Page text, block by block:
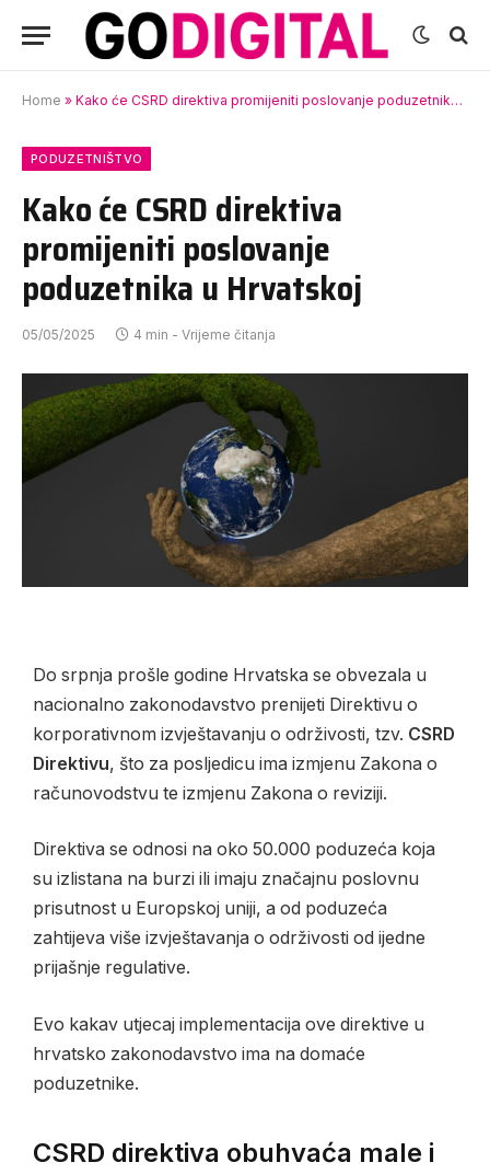
Home » Kako će CSRD direktiva promijeniti poslovanje poduzetnika u Hrvatskoj
PODUZETNIŠTVO
Kako će CSRD direktiva
promijeniti poslovanje
poduzetnika u Hrvatskoj
05/05/2025 4 min - Vrijeme čitanja
Do srpnja prošle godine Hrvatska se obvezala u
nacionalno zakonodavstvo prenijeti Direktivu o
korporativnom izvještavanju o održivosti, tzv. CSRD
Direktivu, što za posljedicu ima izmjenu Zakona o
računovodstvu te izmjenu Zakona o reviziji.
Direktiva se odnosi na oko 50.000 poduzeća koja
su izlistana na burzi ili imaju značajnu poslovnu
prisutnost u Europskoj uniji, a od poduzeća
zahtijeva više izvještavanja o održivosti od ijedne
prijašnje regulative.
Evo kakav utjecaj implementacija ove direktive u
hrvatsko zakonodavstvo ima na domaće
poduzetnike.
CSRD direktiva obuhvaća male i